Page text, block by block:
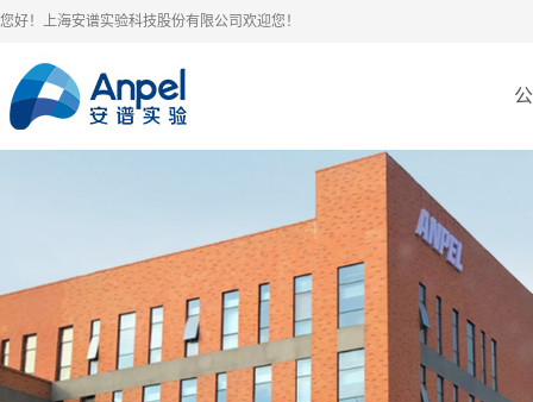
您好！上海安谱实验科技股份有限公司欢迎您！